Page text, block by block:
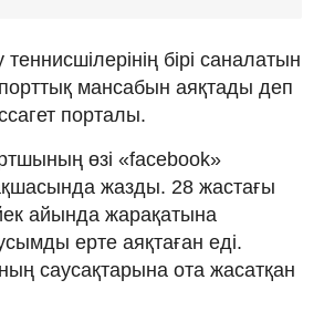
бірі саналатын
мансабын аяқтады деп
порталы.
өзі «facebook»
жазды. 28 жастағы
айында жарақатына
ерте аяқтаған еді.
саусақтарына ота жасатқан